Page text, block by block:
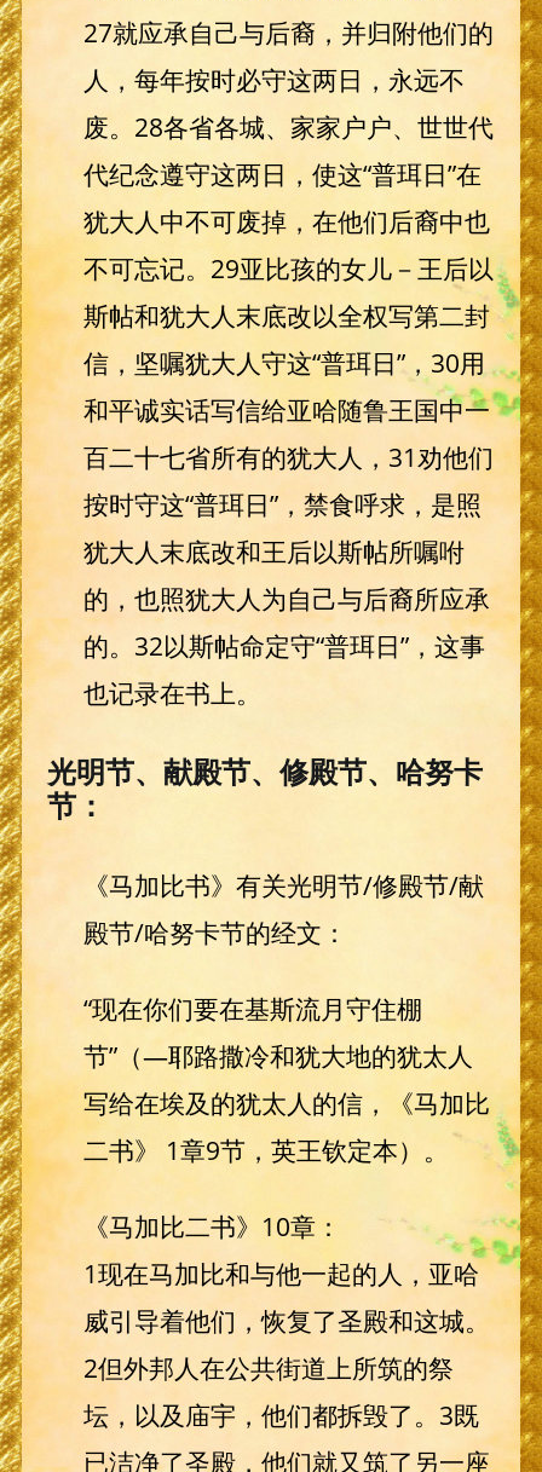
27就应承自己与后裔，并归附他们的
人，每年按时必守这两日，永远不
废。28各省各城、家家户户、世世代
代纪念遵守这两日，使这“普珥日”在
犹大人中不可废掉，在他们后裔中也
不可忘记。29亚比孩的女儿－王后以
斯帖和犹大人末底改以全权写第二封
信，坚嘱犹大人守这“普珥日”，30用
和平诚实话写信给亚哈随鲁王国中一
百二十七省所有的犹大人，31劝他们
按时守这“普珥日”，禁食呼求，是照
犹大人末底改和王后以斯帖所嘱咐
的，也照犹大人为自己与后裔所应承
的。32以斯帖命定守“普珥日”，这事
也记录在书上。
光明节、献殿节、修殿节、哈努卡
节：
《马加比书》有关光明节/修殿节/献
殿节/哈努卡节的经文：
“现在你们要在基斯流月守住棚
节”（—耶路撒冷和犹大地的犹太人
写给在埃及的犹太人的信，《马加比
二书》 1章9节，英王钦定本）。
《马加比二书》10章：
1现在马加比和与他一起的人，亚哈
威引导着他们，恢复了圣殿和这城。
2但外邦人在公共街道上所筑的祭
坛，以及庙宇，他们都拆毁了。3既
已洁净了圣殿，他们就又筑了另一座